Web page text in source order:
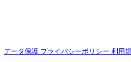
データ保護 プライバシーポリシー 利用